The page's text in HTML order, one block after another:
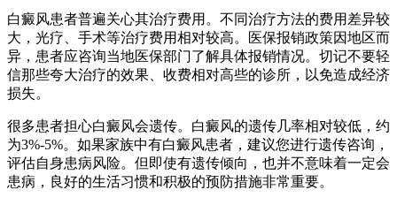
白癜风患者普遍关心其治疗费用。不同治疗方法的费用差异较
大，光疗、手术等治疗费用相对较高。医保报销政策因地区而
异，患者应咨询当地医保部门了解具体报销情况。切记不要轻
信那些夸大治疗的效果、收费相对高些的诊所，以免造成经济
损失。
很多患者担心白癜风会遗传。白癜风的遗传几率相对较低，约
为3%-5%。如果家族中有白癜风患者，建议您进行遗传咨询，
评估自身患病风险。但即使有遗传倾向，也并不意味着一定会
患病，良好的生活习惯和积极的预防措施非常重要。